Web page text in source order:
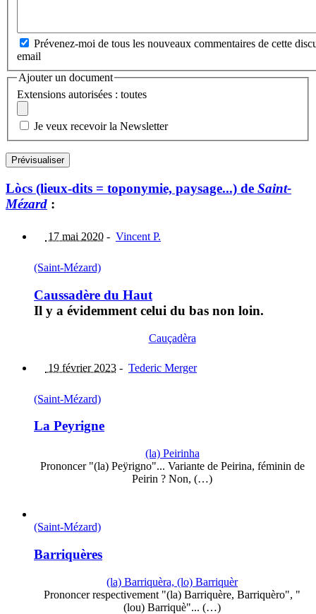
Prévenez-moi de tous les nouveaux commentaires de cette
email
Ajouter un document
Extensions autorisées : toutes
Je veux recevoir la Newsletter
Lòcs (lieux-dits = toponymie, paysage...) de Saint-
Mézard :
17 mai 2020 - Vincent P.
(Saint-Mézard)
Caussadère du Haut
Il y a évidemment celui du bas non loin.
Cauçadèra
19 février 2023 - Tederic Merger
(Saint-Mézard)
La Peyrigne
(la) Peirinha
Prononcer "(la) Peÿrigno"... Variante de Peirina, féminin de
Peirin ? Non, (…)
(Saint-Mézard)
Barriquères
(la) Barriquèra, (lo) Barriquèr
Prononcer respectivement "(la) Barriquère, Barriquèro", "
(lou) Barriquè"... (…)